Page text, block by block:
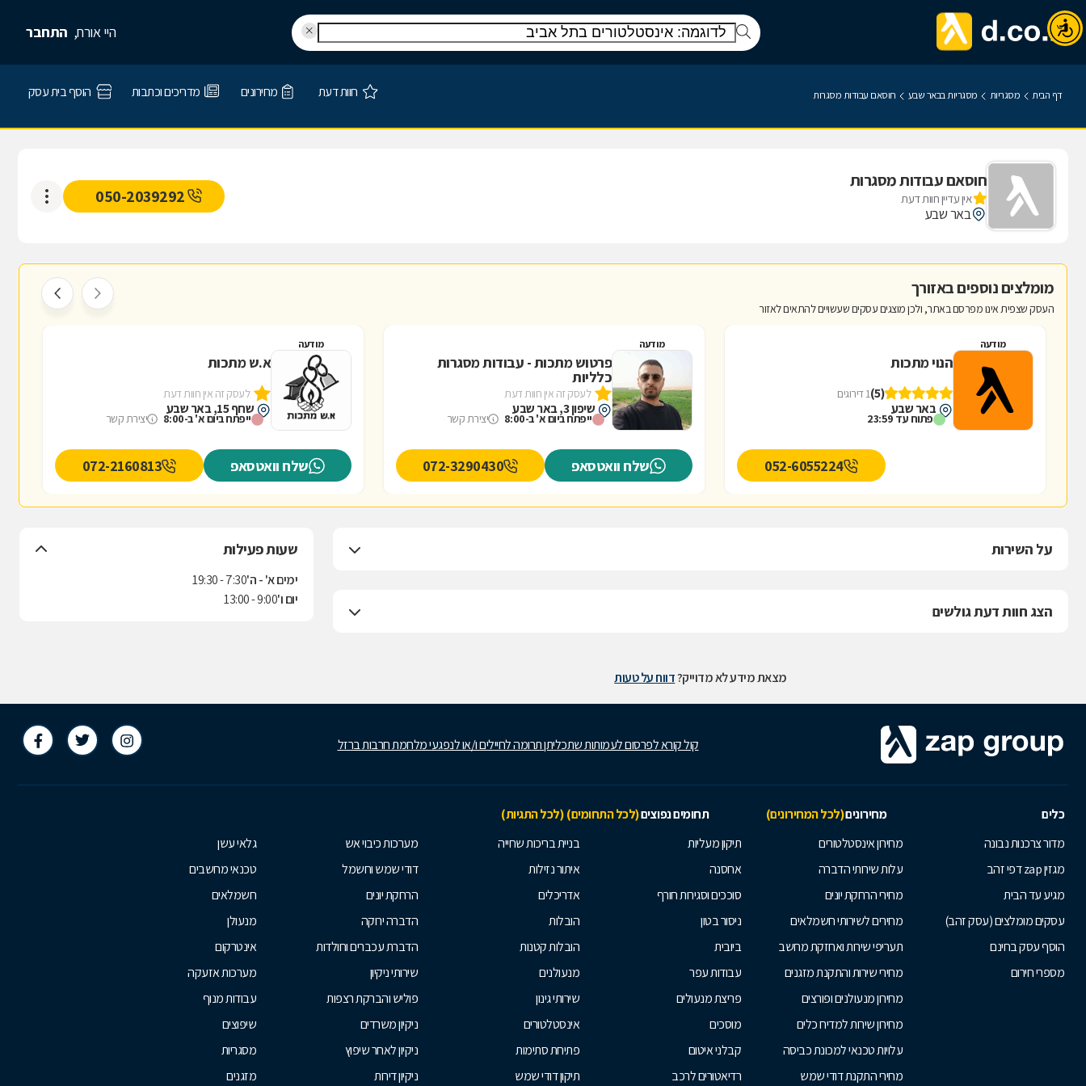
היי אורח, התחבר
דף הבית מסגריות מסגריות בבאר שבע חוסאם עבודות מסגרות חוות דעת מחירונים מדריכים וכתבות הוסף בית עסק
חוסאם עבודות מסגרות
אין עדיין חוות דעת
באר שבע
050-2039292
מומלצים נוספים באזורך
העסק שצפית אינו מפרסם באתר, ולכן מוצגים עסקים שעשויים להתאים לאזור
מודעה
הנוי מתכות
(5) 1 דירוגים
באר שבע
פתוח עד 23:59
052-6055224
מודעה
פרטוש מתכות - עבודות מסגרות
כלליות
לעסק זה אין חוות דעת
שיפון 3, באר שבע
ייפתח ביום א' ב-8:00 יצירת קשר
שלח וואטסאפ 072-3290430
מודעה
א.ש מתכות
לעסק זה אין חוות דעת
שחף 15, באר שבע
ייפתח ביום א' ב-8:00 יצירת קשר
שלח וואטסאפ 072-2160813
על השירות
הצג חוות דעת גולשים
שעות פעילות
ימים א' - ה'7:30 - 19:30
יום ו'9:00 - 13:00
מצאת מידע לא מדוייק?דווח על טעות
קול קורא לפרסום לעמותות שתכליתן תרומה לחיילים ו/או לנפגעי מלחמת חרבות ברזל
כלים מחירונים(לכל המחירונים) תחומים נפוצים(לכל התחומים) (לכל התגיות)
מדור צרכנות נבונה
מגזין zap דפי זהב
מגיע עד הבית
עסקים מומלצים (עסק זהב)
הוסף עסק בחינם
מספרי חירום
מחירון אינסטלטורים
עלות שירותי הדברה
מחירי הרחקת יונים
מחירים לשירותי חשמלאים
תעריפי שירות ואחזקת מחשב
מחירי שירות והתקנת מזגנים
מחירון מנעולנים ופורצים
מחירון שירות למדיח כלים
עלויות טכנאי למכונת כביסה
מחירי התקנת דודי שמש
תיקון מעליות
אחסנה
סוככים וסגירות חורף
ניסור בטון
ביובית
עבודות עפר
פריצת מנעולים
מוסכים
קבלני איטום
רדיאטורים לרכב
בניית בריכות שחייה
איתור נזילות
אדריכלים
הובלות
הובלות קטנות
מנעולנים
שירותי גינון
אינסטלטורים
פתיחת סתימות
תיקון דודי שמש
מערכות כיבוי אש
דודי שמש וחשמל
הרחקת יונים
הדברה ירוקה
הדברת עכברים וחולדות
שירותי ניקיון
פוליש והברקת רצפות
ניקיון משרדים
ניקיון לאחר שיפוץ
ניקיון דירות
גלאי עשן
טכנאי מחשבים
חשמלאים
מנעולן
אינטרקום
מערכות אזעקה
עבודות מנוף
שיפוצים
מסגריות
מזגנים